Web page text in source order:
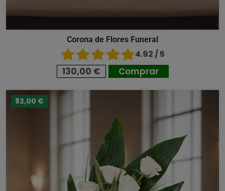
Corona de Flores Funeral
4.92 / 5
130,00 € Comprar
82,00 €